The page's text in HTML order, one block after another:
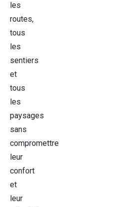
les
routes,
tous
les
sentiers
et
tous
les
paysages
sans
compromettre
leur
confort
et
leur